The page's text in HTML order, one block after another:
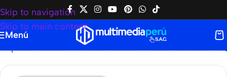
Skip to navigation
Skip to main content
Menú
para LG Smart TV: Controla tu TV con Facilidad